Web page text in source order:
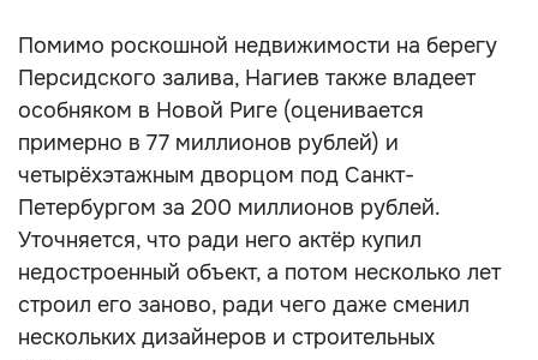
Помимо роскошной недвижимости на берегу
Персидского залива, Нагиев также владеет
особняком в Новой Риге (оценивается
примерно в 77 миллионов рублей) и
четырёхэтажным дворцом под Санкт-
Петербургом за 200 миллионов рублей.
Уточняется, что ради него актёр купил
недостроенный объект, а потом несколько лет
строил его заново, ради чего даже сменил
нескольких дизайнеров и строительных